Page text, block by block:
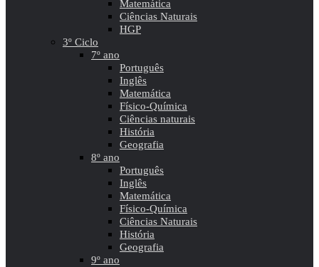
Matemática
Ciências Naturais
HGP
3º Ciclo
7º ano
Português
Inglês
Matemática
Físico-Química
Ciências naturais
História
Geografia
8º ano
Português
Inglês
Matemática
Físico-Química
Ciências Naturais
História
Geografia
9º ano